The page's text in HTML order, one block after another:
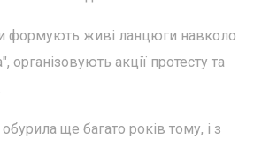
формують живі ланцюги навколо
організовують акції протесту та
ще багато років тому, і з